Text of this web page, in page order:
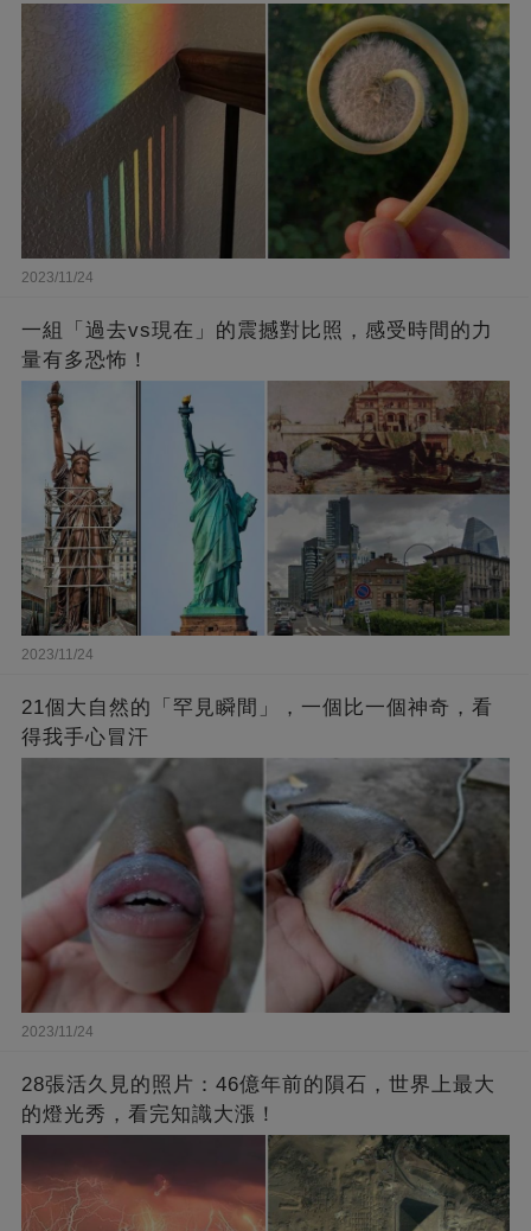
2023/11/24
一組「過去vs現在」的震撼對比照，感受時間的力
量有多恐怖！
2023/11/24
21個大自然的「罕見瞬間」，一個比一個神奇，看
得我手心冒汗
2023/11/24
28張活久見的照片：46億年前的隕石，世界上最大
的燈光秀，看完知識大漲！